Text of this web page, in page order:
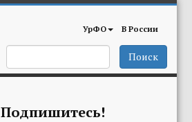
УрФО В России
Поиск
Подпишитесь!